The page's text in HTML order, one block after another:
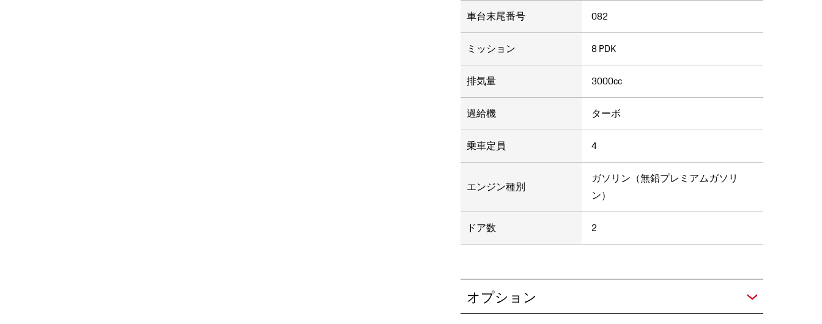
車台末尾番号 082
ミッション 8 PDK
排気量 3000cc
過給機 ターボ
乗車定員 4
エンジン種別
ガソリン（無鉛プレミアムガソリ
ン）
ドア数 2
オプション